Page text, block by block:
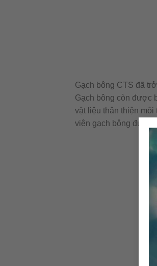
Gạch bông CTS đã
Gạch bông còn được
vật liệu thân thiện
viên gạch bông được